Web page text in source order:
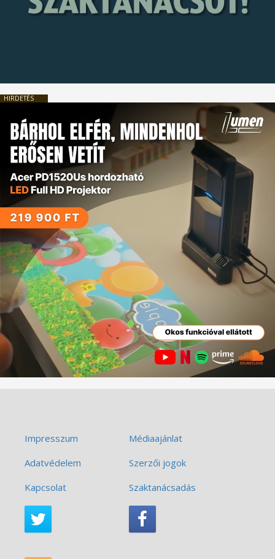
HIRDETÉS
Impresszum
Médiaajánlat
Adatvédelem
Szerzői jogok
Kapcsolat
Szaktanácsadás